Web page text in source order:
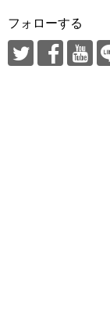
フォローする